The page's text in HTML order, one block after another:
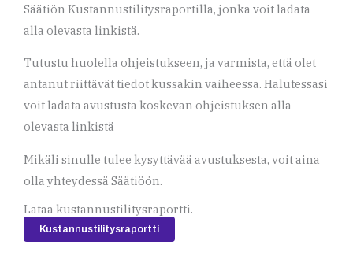
Säätiön Kustannustilitysraportilla, jonka voit ladata
alla olevasta linkistä.
Tutustu huolella ohjeistukseen, ja varmista, että olet
antanut riittävät tiedot kussakin vaiheessa. Halutessasi
voit ladata avustusta koskevan ohjeistuksen alla
olevasta linkistä
Mikäli sinulle tulee kysyttävää avustuksesta, voit aina
olla yhteydessä Säätiöön.
Lataa kustannustilitysraportti.
Kustannustilitysraportti